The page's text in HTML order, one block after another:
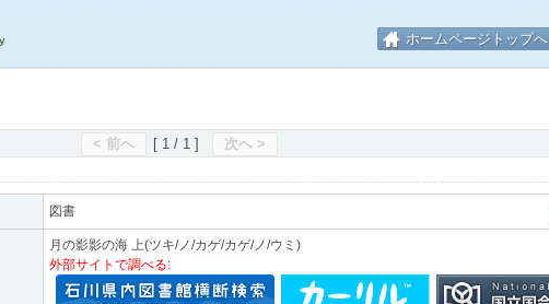
ホームページトップへ
< 前へ [ 1 / 1 ] 次へ >
図書
月の影影の海 上(ツキ/ノ/カゲ/カゲ/ノ/ウミ)
外部サイトで調べる: